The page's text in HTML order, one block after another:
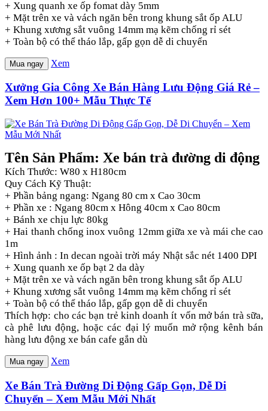
+ Xung quanh xe ốp fomat dày 5mm
+ Mặt trên xe và vách ngăn bên trong khung sắt ốp ALU
+ Khung xương sắt vuông 14mm mạ kẽm chống rỉ sét
+ Toàn bộ có thể tháo lắp, gấp gọn dễ di chuyển
Mua ngay Xem
Xưởng Gia Công Xe Bán Hàng Lưu Động Giá Rẻ –
Xem Hơn 100+ Mẫu Thực Tế
Tên Sản Phẩm: Xe bán trà đường di động
Kích Thước: W80 x H180cm
Quy Cách Kỹ Thuật:
+ Phần bảng ngang: Ngang 80 cm x Cao 30cm
+ Phần xe : Ngang 80cm x Hông 40cm x Cao 80cm
+ Bánh xe chịu lực 80kg
+ Hai thanh chống inox vuông 12mm giữa xe và mái che cao
1m
+ Hình ảnh : In decan ngoài trời máy Nhật sắc nét 1400 DPI
+ Xung quanh xe ốp bạt 2 da dày
+ Mặt trên xe và vách ngăn bên trong khung sắt ốp ALU
+ Khung xương sắt vuông 14mm mạ kẽm chống rỉ sét
+ Toàn bộ có thể tháo lắp, gấp gọn dễ di chuyển
Thích hợp: cho các bạn trẻ kinh doanh ít vốn mở bán trà sữa,
cà phê lưu động, hoặc các đại lý muốn mở rộng kênh bán
hàng lưu động xe bán cafe gắn dù
Mua ngay Xem
Xe Bán Trà Đường Di Động Gấp Gọn, Dễ Di
Chuyển – Xem Mẫu Mới Nhất